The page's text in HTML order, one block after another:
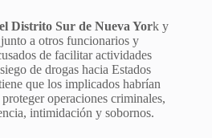
Distrito Sur de Nueva York y
a otros funcionarios y
de facilitar actividades
de drogas hacia Estados
que los implicados habrían
operaciones criminales,
intimidación y sobornos.